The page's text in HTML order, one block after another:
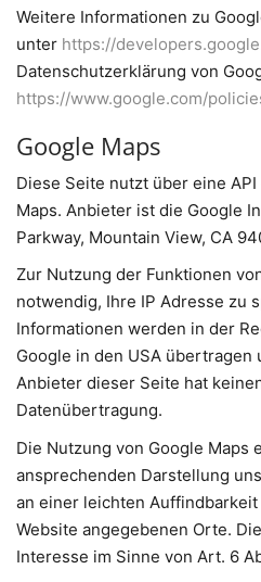
Weitere Informationen zu
unter https://
Datenschutzerklärung von
https://www.google.com/
Google Maps
Diese Seite nutzt über eine
Maps. Anbieter ist die Google
Parkway, Mountain View, CA
Zur Nutzung der Funktionen
notwendig, Ihre IP Adresse zu
Informationen werden in der
Google in den USA
Anbieter dieser Seite hat
Datenübertragung.
Die Nutzung von Google
ansprechenden Darstellung
an einer leichten
Website angegebenen Orte.
Interesse im Sinne von Art. 6